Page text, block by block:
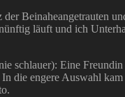
Beinaheangetrauten
läuft und ich
Eine
die engere Auswahl